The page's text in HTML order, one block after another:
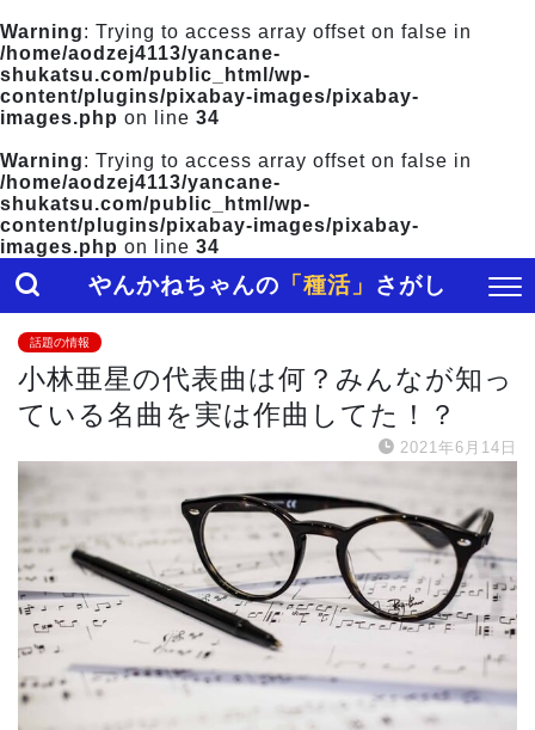
Warning: Trying to access array offset on false in
/home/aodzej4113/yancane-
shukatsu.com/public_html/wp-
content/plugins/pixabay-images/pixabay-
images.php on line 34
Warning: Trying to access array offset on false in
/home/aodzej4113/yancane-
shukatsu.com/public_html/wp-
content/plugins/pixabay-images/pixabay-
images.php on line 34
やんかねちゃんの 「種活」 さがし
話題の情報
小林亜星の代表曲は何？みんなが知っ
ている名曲を実は作曲してた！？
2021年6月14日